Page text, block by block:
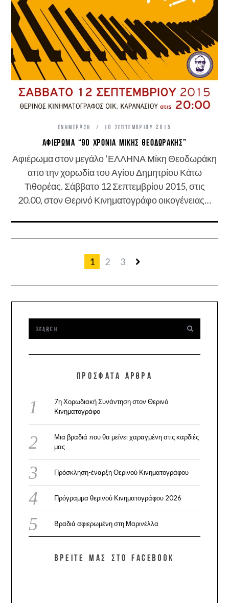
ΕΝΗΜΈΡΩΣΗ 10 ΣΕΠΤΕΜΒΡΊΟΥ 2015
ΑΦΙΈΡΩΜΑ “90 ΧΡΌΝΙΑ ΜΊΚΗΣ ΘΕΟΔΩΡΆΚΗΣ”
Αφιέρωμα στον μεγάλο ‘ΕΛΛΗΝΑ Μίκη Θεοδωράκη
απο την χορωδία του Αγίου Δημητρίου Κάτω
Τιθορέας. Σάββατο 12 Σεπτεμβρίου 2015, στις
20.00, στον Θερινό Κινηματογράφο οικογένειας…
1 2 3
ΠΡΌΣΦΑΤΑ ΆΡΘΡΑ
7η Χορωδιακή Συνάντηση στον Θερινό
Κινηματογράφο
Μια βραδιά που θα μείνει χαραγμένη στις καρδιές
μας
Πρόσκληση-έναρξη Θερινού Κινηματογράφου
Πρόγραμμα θερινού Κινηματογράφου 2026
Βραδιά αφιερωμένη στη Μαρινέλλα
ΒΡΕΊΤΕ ΜΑΣ ΣΤΟ FACEBOOK